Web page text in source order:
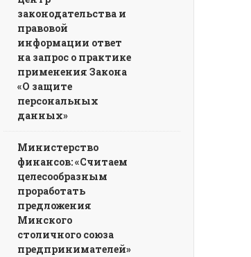
законодательства и
правовой
информации ответ
на запрос о практике
применения Закона
«О защите
персональных
данных»
Министерство
финансов: «Считаем
целесообразным
проработать
предложения
Минского
столичного союза
предпринимателей»